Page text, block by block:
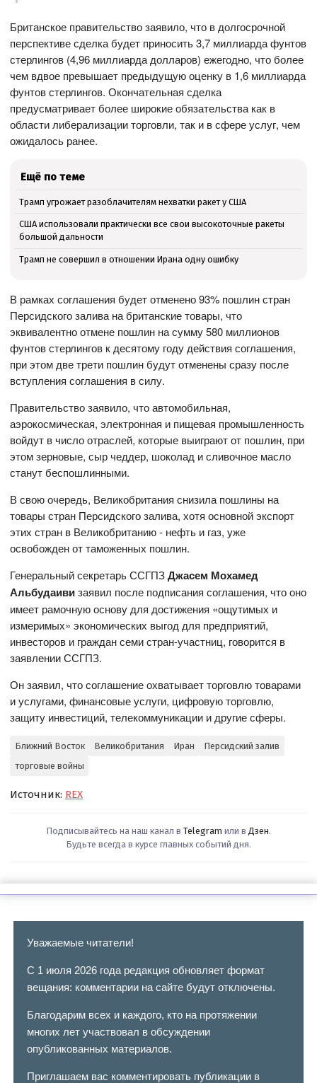
Британское правительство заявило, что в долгосрочной
перспективе сделка будет приносить 3,7 миллиарда фунтов
стерлингов (4,96 миллиарда долларов) ежегодно, что более
чем вдвое превышает предыдущую оценку в 1,6 миллиарда
фунтов стерлингов. Окончательная сделка
предусматривает более широкие обязательства как в
области либерализации торговли, так и в сфере услуг, чем
ожидалось ранее.
Ещё по теме
Трамп угрожает разоблачителям нехватки ракет у США
США использовали практически все свои высокоточные ракеты
большой дальности
Трамп не совершил в отношении Ирана одну ошибку
В рамках соглашения будет отменено 93% пошлин стран
Персидского залива на британские товары, что
эквивалентно отмене пошлин на сумму 580 миллионов
фунтов стерлингов к десятому году действия соглашения,
при этом две трети пошлин будут отменены сразу после
вступления соглашения в силу.
Правительство заявило, что автомобильная,
аэрокосмическая, электронная и пищевая промышленность
войдут в число отраслей, которые выиграют от пошлин, при
этом зерновые, сыр чеддер, шоколад и сливочное масло
станут беспошлинными.
В свою очередь, Великобритания снизила пошлины на
товары стран Персидского залива, хотя основной экспорт
этих стран в Великобританию - нефть и газ, уже
освобожден от таможенных пошлин.
Генеральный секретарь ССГПЗДжасем Мохамед
Альбудаивизаявил после подписания соглашения, что оно
имеет рамочную основу для достижения «ощутимых и
измеримых» экономических выгод для предприятий,
инвесторов и граждан семи стран-участниц, говорится в
заявлении ССГПЗ.
Он заявил, что соглашение охватывает торговлю товарами
и услугами, финансовые услуги, цифровую торговлю,
защиту инвестиций, телекоммуникации и другие сферы.
Ближний Восток Великобритания Иран
Персидский залив
торговые войны
Источник: REX
Подписывайтесь на наш канал в Telegram или в Дзен.
Будьте всегда в курсе главных событий дня.
Уважаемые читатели!
С 1 июля 2026 года редакция обновляет формат
вещания: комментарии на сайте будут отключены.
Благодарим всех и каждого, кто на протяжении
многих лет участвовал в обсуждении
опубликованных материалов.
Приглашаем вас комментировать публикации в